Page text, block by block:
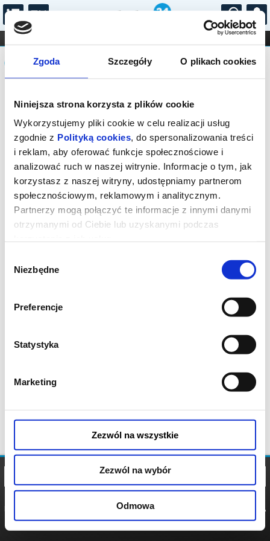
Zgoda Szczegóły O plikach cookies
Niniejsza strona korzysta z plików cookie
Wykorzystujemy pliki cookie w celu realizacji usług
zgodnie z Polityką cookies, do spersonalizowania treści
i reklam, aby oferować funkcje społecznościowe i
analizować ruch w naszej witrynie. Informacje o tym, jak
korzystasz z naszej witryny, udostępniamy partnerom
społecznościowym, reklamowym i analitycznym.
Partnerzy mogą połączyć te informacje z innymi danymi
otrzymanymi od Ciebie lub uzyskanymi podczas
zgody
Niezbędne
Preferencje
Statystyka
Marketing
Zezwól na wszystkie
Zezwól na wybór
Odmowa
...
FILHARMONIA OPERA I BALET
STAND-UP
DLA DZIECI
Komunikat
Sprzedaż biletów on-line na wydarzenie
została zakończona.
POLITYKA
POLITYKA